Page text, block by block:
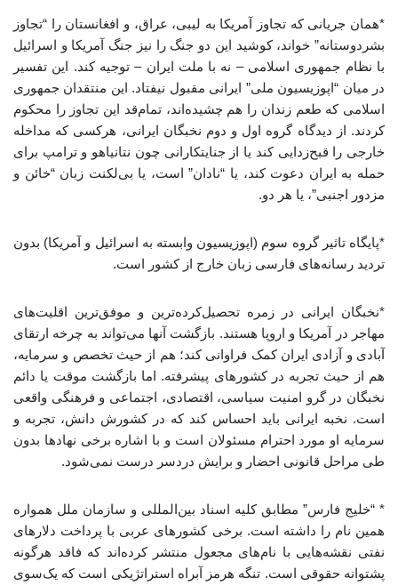
*همان جریانی که تجاوز آمریکا به لیبی، عراق، و افغانستان را “تجاوز
بشردوستانه” خواند، کوشید این دو جنگ را نیز جنگ آمریکا و اسرائیل
با نظام جمهوری اسلامی – نه با ملت ایران – توجیه کند. این تفسیر
در میان “اپوزیسیون ملی” ایرانی مقبول نیفتاد. این منتقدان جمهوری
اسلامی که طعم زندان را هم چشیده‌اند، تمام‌قد این تجاوز را محکوم
کردند. از دیدگاه گروه اول و دوم نخبگان ایرانی، هرکسی که مداخله
خارجی را قبح‌زدایی کند یا از جنایتکارانی چون نتانیاهو و ترامپ برای
حمله به ایران دعوت کند، یا “نادان” است، یا بی‌لکنت زبان “خائن و
مزدور اجنبی”، یا هر دو.
*پایگاه تاثیر گروه سوم (اپوزیسیون وابسته به اسرائیل و آمریکا) بدون
تردید رسانه‌های فارسی زبان خارج از کشور است.
*نخبگان ایرانی در زمره تحصیل‌کرده‌ترین و موفق‌ترین اقلیت‌های
مهاجر در آمریکا و اروپا هستند. بازگشت آنها می‌تواند به چرخه ارتقای
آبادی و آزادی ایران کمک فراوانی کند؛ هم از حیث تخصص و سرمایه،
هم از حیث تجربه در کشورهای پیشرفته. اما بازگشت موقت یا دائم
نخبگان در گرو امنیت سیاسی، اقتصادی، اجتماعی و فرهنگی واقعی
است. نخبه ایرانی باید احساس کند که در کشورش دانش، تجربه و
سرمایه او مورد احترام مسئولان است و با اشاره برخی نهادها بدون
طی مراحل قانونی احضار و برایش دردسر درست نمی‌شود.
* “خلیج فارس” مطابق کلیه اسناد بین‌المللی و سازمان ملل همواره
همین نام را داشته است. برخی کشورهای عربی با پرداخت دلارهای
نفتی نقشه‌هایی با نام‌های مجعول منتشر کرده‌اند که فاقد هرگونه
پشتوانه حقوقی است. تنگه هرمز آبراه استراتژیکی است که یک‌سوی